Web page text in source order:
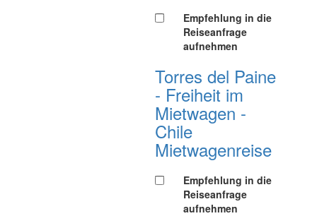
Empfehlung in die
Reiseanfrage
aufnehmen
Torres del Paine
- Freiheit im
Mietwagen -
Chile
Mietwagenreise
Empfehlung in die
Reiseanfrage
aufnehmen